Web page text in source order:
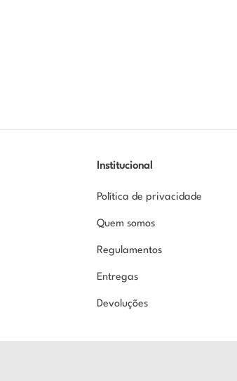
Institucional
Política de privacidade
Quem somos
Regulamentos
Entregas
Devoluções